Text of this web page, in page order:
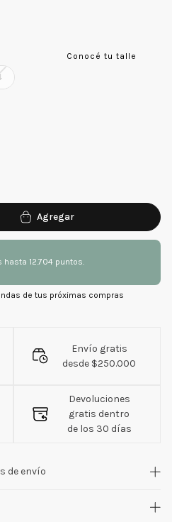
Conocé tu talle
12.704 puntos.
de tus próximas compras
Envío gratis
desde $250.000
Devoluciones
gratis dentro
de los 30 días
de envío